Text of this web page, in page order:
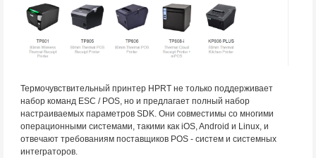
Термочувствительный принтер HPRT не только поддерживает
набор команд ESC / POS, но и предлагает полный набор
настраиваемых параметров SDK. Они совместимы со многими
операционными системами, такими как iOS, Android и Linux, и
отвечают требованиям поставщиков POS - систем и системных
интеграторов.